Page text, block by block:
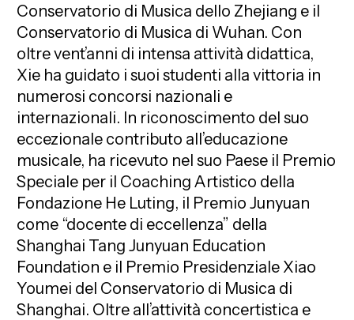
Conservatorio di Musica dello Zhejiang e il
Conservatorio di Musica di Wuhan. Con
oltre vent’anni di intensa attività didattica,
Xie ha guidato i suoi studenti alla vittoria in
numerosi concorsi nazionali e
internazionali. In riconoscimento del suo
eccezionale contributo all’educazione
musicale, ha ricevuto nel suo Paese il Premio
Speciale per il Coaching Artistico della
Fondazione He Luting, il Premio Junyuan
come “docente di eccellenza” della
Shanghai Tang Junyuan Education
Foundation e il Premio Presidenziale Xiao
Youmei del Conservatorio di Musica di
Shanghai. Oltre all’attività concertistica e